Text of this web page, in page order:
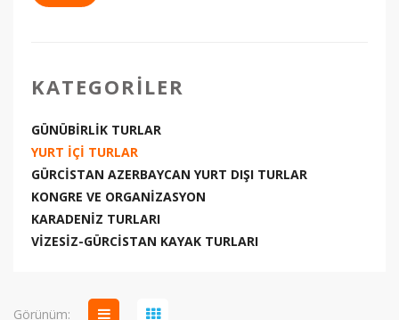
KATEGORILER
GÜNÜBİRLİK TURLAR
YURT İÇİ TURLAR
GÜRCİSTAN AZERBAYCAN YURT DIŞI TURLAR
KONGRE VE ORGANİZASYON
KARADENİZ TURLARI
VİZESİZ-GÜRCİSTAN KAYAK TURLARI
Görünüm: